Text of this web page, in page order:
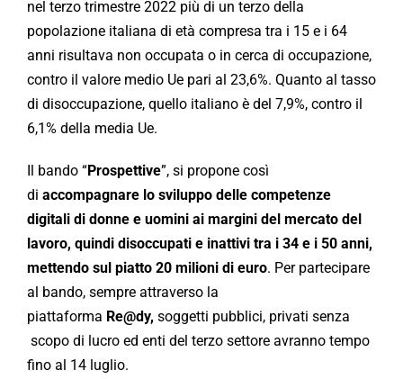
nel terzo trimestre 2022 più di un terzo della
popolazione italiana di età compresa tra i 15 e i 64
anni risultava non occupata o in cerca di occupazione,
contro il valore medio Ue pari al 23,6%. Quanto al tasso
di disoccupazione, quello italiano è del 7,9%, contro il
6,1% della media Ue.
Il bando “Prospettive”, si propone così
di accompagnare lo sviluppo delle competenze
digitali di donne e uomini ai margini del mercato del
lavoro, quindi disoccupati e inattivi tra i 34 e i 50 anni,
mettendo sul piatto 20 milioni di euro. Per partecipare
al bando, sempre attraverso la
piattaforma Re@dy, soggetti pubblici, privati senza
scopo di lucro ed enti del terzo settore avranno tempo
fino al 14 luglio.